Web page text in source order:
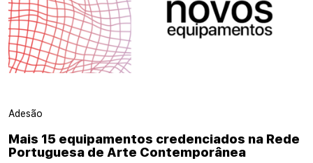
Adesão
Mais 15 equipamentos credenciados na Rede
Portuguesa de Arte Contemporânea